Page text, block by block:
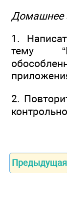
Домашнее
1.
тему
2.
Предыдущая